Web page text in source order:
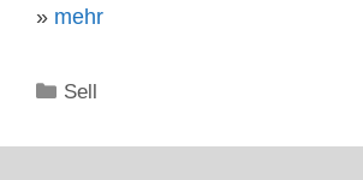
» mehr
Kategorien
Sell